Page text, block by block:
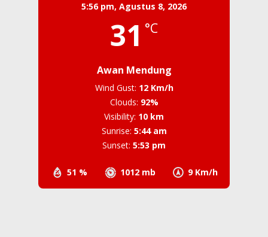
5:56 pm, Agustus 8, 2026
31 °C
Awan Mendung
51 % 1012 mb 9 Km/h
Wind Gust: 12 Km/h
Clouds: 92%
Visibility: 10 km
Sunrise: 5:44 am
Sunset: 5:53 pm